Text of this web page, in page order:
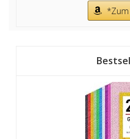
*Zum